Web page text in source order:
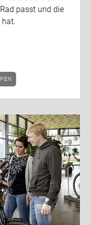
passt und die
hat.